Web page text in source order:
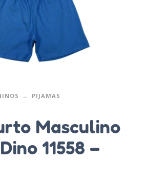
PIJAMAS
Masculino
11558 –